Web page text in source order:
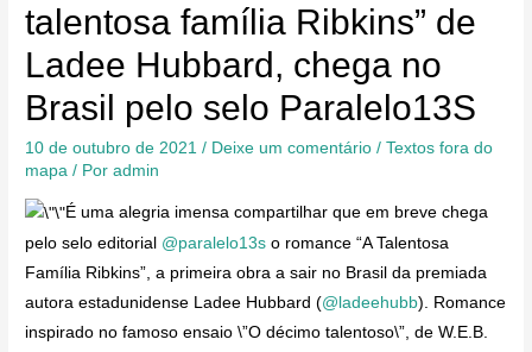
talentosa família Ribkins” de
Ladee Hubbard, chega no
Brasil pelo selo Paralelo13S
10 de outubro de 2021 / Deixe um comentário /Textos fora do
mapa / Poradmin
É uma alegria imensa compartilhar que em breve chega
pelo selo editorial @paralelo13s o romance “A Talentosa
Família Ribkins”, a primeira obra a sair no Brasil da premiada
autora estadunidense Ladee Hubbard (@ladeehubb). Romance
inspirado no famoso ensaio \”O décimo talentoso\”, de W.E.B.